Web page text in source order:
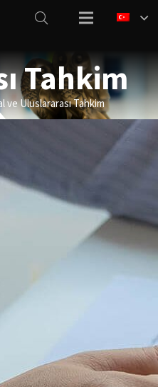
Tahkim
ve Uluslararası Tahkim